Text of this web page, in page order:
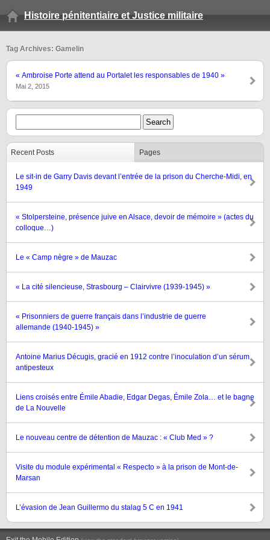
Histoire pénitentiaire et Justice militaire
Tag Archives: Gamelin
« Ambroise Porte attend au Portalet les responsables de 1940 »
Mai 2, 2015
Recent Posts Pages
Le sit-in de Garry Davis devant l’entrée de la prison du Cherche-Midi, en
1949
« Stolpersteine, présence juive en Alsace, devoir de mémoire » (actes du
colloque…)
Le « Camp nègre » de Mauzac
« La cité silencieuse, Strasbourg – Clairvivre (1939-1945) »
« Prisonniers de guerre français dans l’industrie de guerre
allemande (1940-1945) »
Antoine Marius Décugis, gracié en 1912 contre l’inoculation d’un sérum
antipesteux
Liens croisés entre Émile Abadie, Edgar Degas, Émile Zola… et le bagne
de La Nouvelle
Le nouveau centre de détention de Mauzac : « Club Med » ?
Visite du module expérimental « Respecto » à la prison de Mont-de-
Marsan
L’évasion de Jean Guillermo du stalag 5 C en 1941